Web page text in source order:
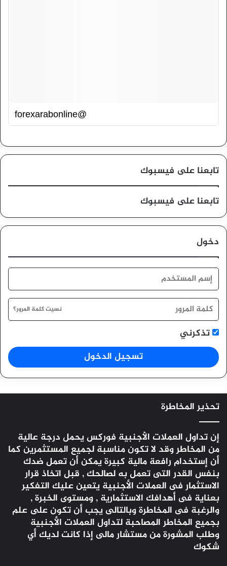
@forexarabonline
تابعنا على فيسبوك
تابعنا على فيسبوك
دخول
نسيت كلمة المرور؟
تذكرني
تسجيل الدخول
تحذير المخاطرة
إن تداول العملات الأجنبية فوركسيحمل درجة عالية
من المخاطر وقد لا تكون مناسبة لجميع المستثمرين كما
أن إستخدام رافعة مالية كبيرة يمكن أن تعمل ضدك
بنفس القدر التى تعمل به لصالحك , قبل اتخاذ قرار
الاستثمار فى العملات الأجنبية يتعين عليك التفكير
بعناية فى أهدافك الاستثمارية , ومستوى الخبرة ,
والرغبة فى المخاطرة وبالتالى يجب أن تكون على علم
بجميع المخاطر المصاحبة لتداول العملات الأجنبية
وطلب المشورة من مستشار مالى إذا كانت لديك أي
شكوك